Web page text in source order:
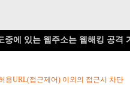
중에 있는 웹주소는 웹해킹 공격
용URL(접근제어) 이외의 접근시 차단